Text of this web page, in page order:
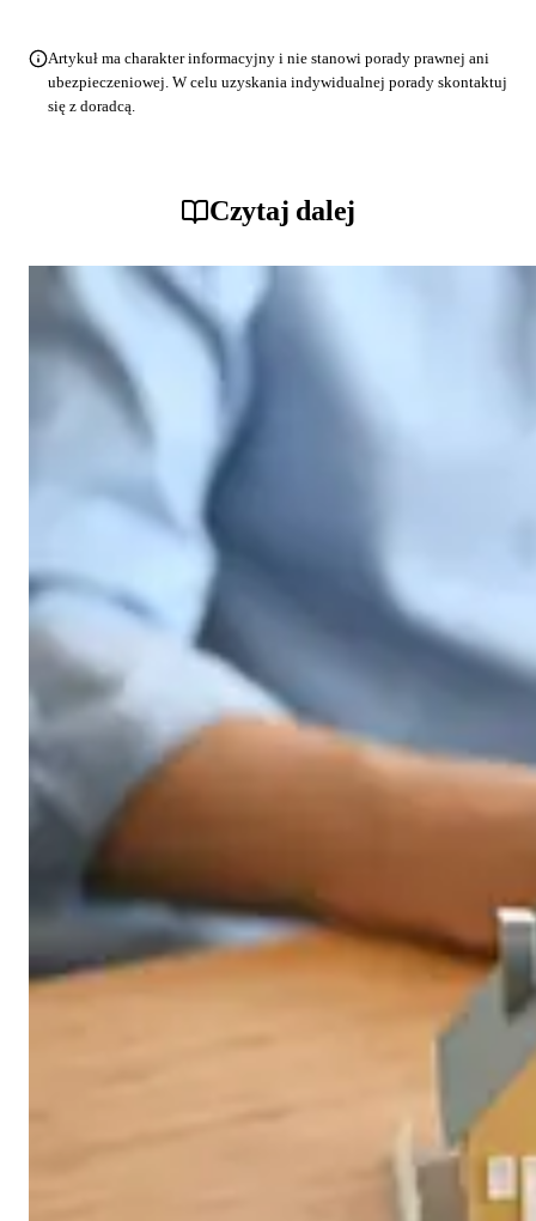
Artykuł ma charakter informacyjny i nie stanowi porady prawnej ani
ubezpieczeniowej. W celu uzyskania indywidualnej porady skontaktuj
się z doradcą.
Czytaj dalej